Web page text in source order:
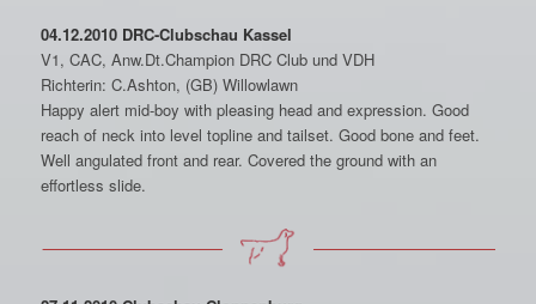
04.12.2010 DRC-Clubschau Kassel
V1, CAC, Anw.Dt.Champion DRC Club und VDH
Richterin: C.Ashton, (GB) Willowlawn
Happy alert mid-boy with pleasing head and expression. Good
reach of neck into level topline and tailset. Good bone and feet.
Well angulated front and rear. Covered the ground with an
effortless slide.